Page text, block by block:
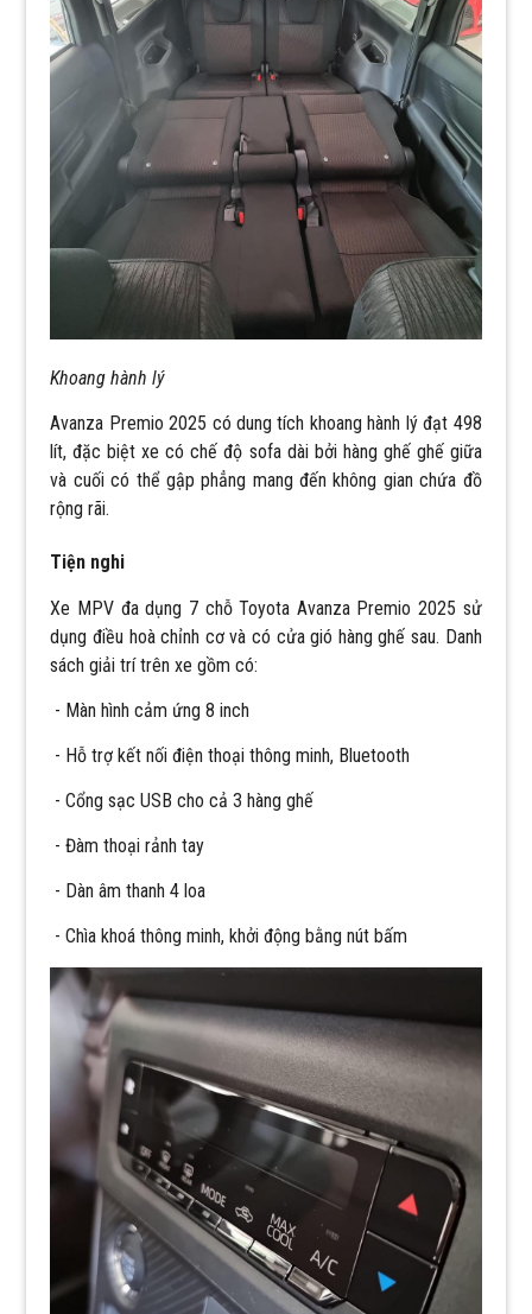
Khoang hành lý
Avanza Premio 2025 có dung tích khoang hành lý đạt 498
lít, đặc biệt xe có chế độ sofa dài bởi hàng ghế ghế giữa
và cuối có thể gập phẳng mang đến không gian chứa đồ
rộng rãi.
Tiện nghi
Xe MPV đa dụng 7 chỗ Toyota Avanza Premio 2025 sử
dụng điều hoà chỉnh cơ và có cửa gió hàng ghế sau. Danh
sách giải trí trên xe gồm có:
- Màn hình cảm ứng 8 inch
- Hỗ trợ kết nối điện thoại thông minh, Bluetooth
- Cổng sạc USB cho cả 3 hàng ghế
- Đàm thoại rảnh tay
- Dàn âm thanh 4 loa
- Chìa khoá thông minh, khởi động bằng nút bấm